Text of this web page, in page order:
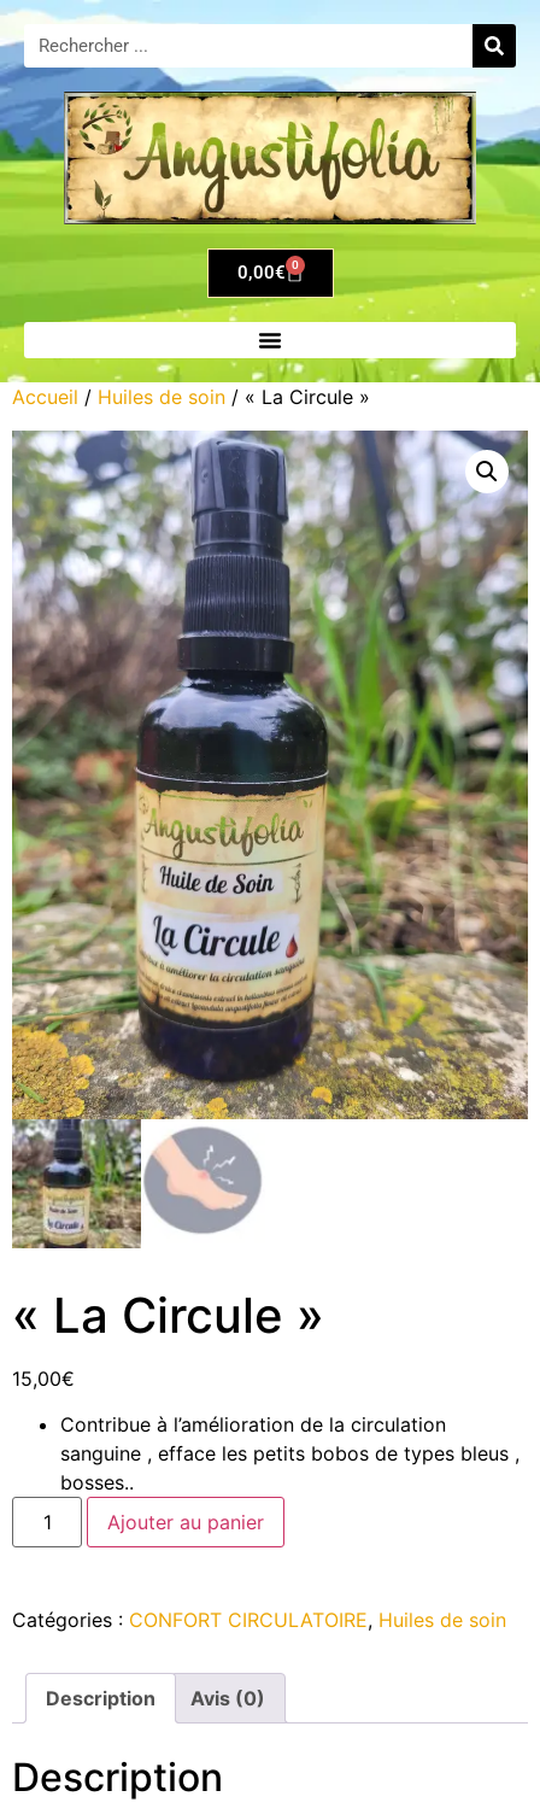
0,00€ 0
Accueil / Huiles de soin / « La Circule »
« La Circule »
15,00€
Contribue à l’amélioration de la circulation
sanguine , efface les petits bobos de types bleus ,
bosses..
Ajouter au panier
Catégories : CONFORT CIRCULATOIRE, Huiles de soin
Description Avis (0)
Description